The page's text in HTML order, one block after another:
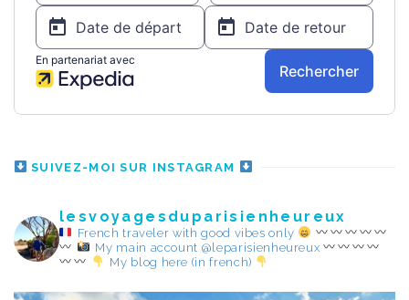
SUIVEZ-MOI SUR INSTAGRAM
lesvoyagesduparisienheureux
French traveler with good vibes only
My main account @leparisienheureux
My blog here (in french)